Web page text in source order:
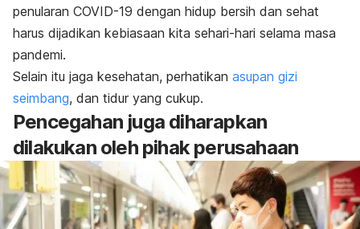
penularan COVID-19 dengan hidup bersih dan sehat
harus dijadikan kebiasaan kita sehari-hari selama masa
pandemi.
Selain itu jaga kesehatan, perhatikan asupan gizi
seimbang, dan tidur yang cukup.
Pencegahan juga diharapkan
dilakukan oleh pihak perusahaan